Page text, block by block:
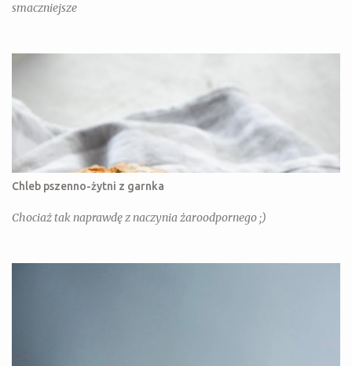
smaczniejsze
Chleb pszenno-żytni z garnka
Chociaż tak naprawdę z naczynia żaroodpornego ;)